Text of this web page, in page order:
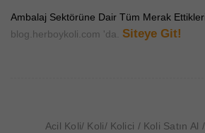
Ambalaj Sektörüne Dair Tüm Merak
blog.herboykoli.com 'da.
Siteye Git!
Acil Koli Koli Kolici Koli Satın Al